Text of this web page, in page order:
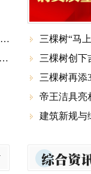
 三棵树“马上
 三棵树创下吉尼
 三棵树再添3
 帝王洁具亮相
 建筑新规与
综合资